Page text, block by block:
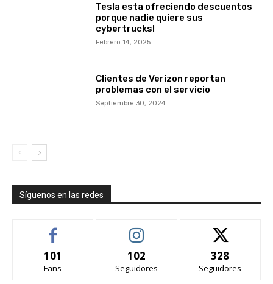
Tesla esta ofreciendo descuentos
porque nadie quiere sus
cybertrucks!
Febrero 14, 2025
Clientes de Verizon reportan
problemas con el servicio
Septiembre 30, 2024
Síguenos en las redes
101
Fans
102
Seguidores
328
Seguidores